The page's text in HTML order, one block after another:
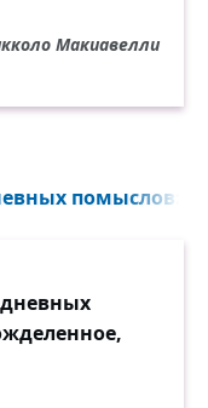
Макиавелли
помыслов: